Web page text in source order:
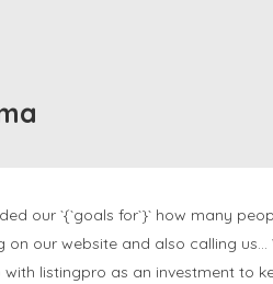
our `{`goals for`}` how many
on our website and also calling us…
with listingpro as an investment to